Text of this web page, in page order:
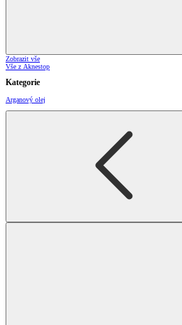
Zobrazit vše
Vše z Aknestop
Kategorie
Arganový olej